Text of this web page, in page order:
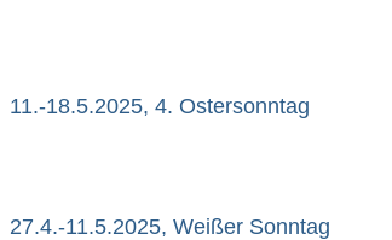
11.-18.5.2025, 4. Ostersonntag
27.4.-11.5.2025, Weißer Sonntag